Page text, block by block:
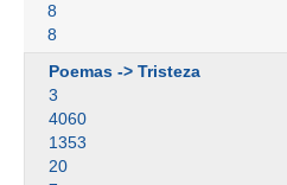
8
8
Poemas -> Tristeza
3
4060
1353
20